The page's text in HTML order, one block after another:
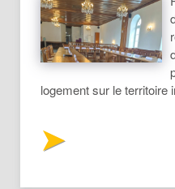
logement sur le territoire